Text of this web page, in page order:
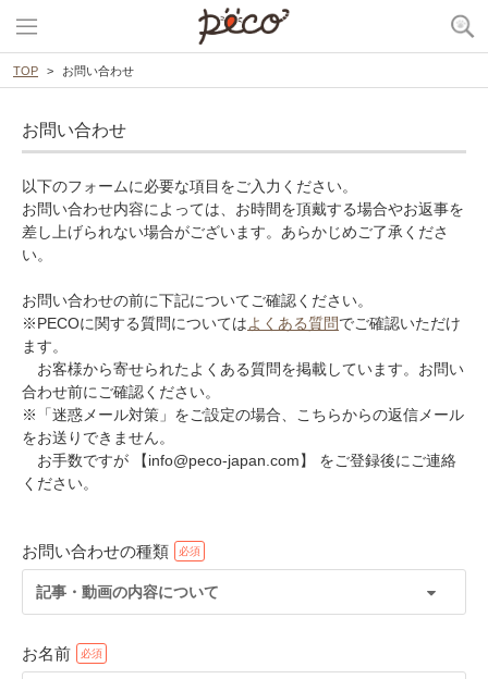
TOP お問い合わせ
お問い合わせ
以下のフォームに必要な項目をご入力ください。
お問い合わせ内容によっては、お時間を頂戴する場合やお返事を
差し上げられない場合がございます。あらかじめご了承くださ
い。
お問い合わせの前に下記についてご確認ください。
※PECOに関する質問についてはよくある質問でご確認いただけ
ます。
お客様から寄せられたよくある質問を掲載しています。お問い
合わせ前にご確認ください。
※「迷惑メール対策」をご設定の場合、こちらからの返信メール
をお送りできません。
お手数ですが 【info@peco-japan.com】 をご登録後にご連絡
ください。
お問い合わせの種類
記事・動画の内容について
お名前